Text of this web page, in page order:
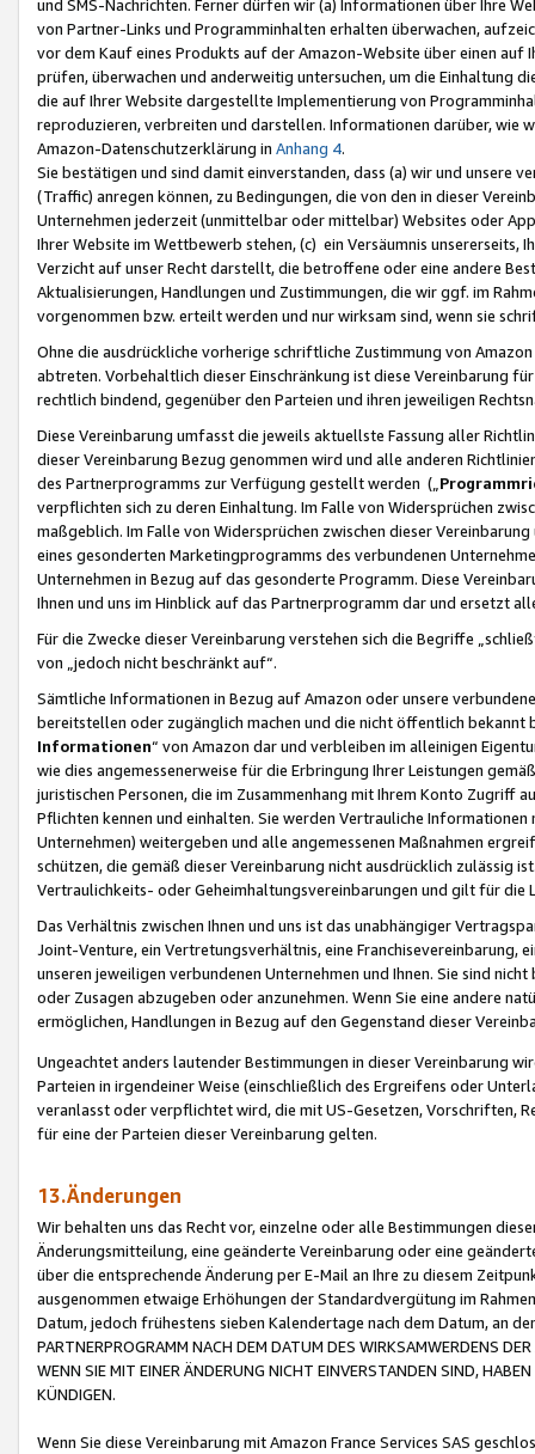
und SMS-Nachrichten. Ferner dürfen wir (a) Informationen über Ihre
von Partner-Links und Programminhalten erhalten überwachen,
vor dem Kauf eines Produkts auf der Amazon-Website über einen
prüfen, überwachen und anderweitig untersuchen, um die Einhaltung
die auf Ihrer Website dargestellte Implementierung von
reproduzieren, verbreiten und darstellen. Informationen darüber, wie
Amazon-Datenschutzerklärung in Anhang 4.
Sie bestätigen und sind damit einverstanden, dass (a) wir und
(Traffic) anregen können, zu Bedingungen, die von den in dieser
Unternehmen jederzeit (unmittelbar oder mittelbar) Websites oder
Ihrer Website im Wettbewerb stehen, (c) ein Versäumnis unsererseits,
Verzicht auf unser Recht darstellt, die betroffene oder eine andere
Aktualisierungen, Handlungen und Zustimmungen, die wir ggf. im
vorgenommen bzw. erteilt werden und nur wirksam sind, wenn sie
Ohne die ausdrückliche vorherige schriftliche Zustimmung von
abtreten. Vorbehaltlich dieser Einschränkung ist diese Vereinbarung
rechtlich bindend, gegenüber den Parteien und ihren jeweiligen
Diese Vereinbarung umfasst die jeweils aktuellste Fassung aller
dieser Vereinbarung Bezug genommen wird und alle anderen
des Partnerprogramms zur Verfügung gestellt werden („
verpflichten sich zu deren Einhaltung. Im Falle von Widersprüchen
maßgeblich. Im Falle von Widersprüchen zwischen dieser
eines gesonderten Marketingprogramms des verbundenen
Unternehmen in Bezug auf das gesonderte Programm. Diese
Ihnen und uns im Hinblick auf das Partnerprogramm dar und ersetzt
Für die Zwecke dieser Vereinbarung verstehen sich die Begriffe
von „jedoch nicht beschränkt auf“.
Sämtliche Informationen in Bezug auf Amazon oder unsere
bereitstellen oder zugänglich machen und die nicht öffentlich
Informationen“ von Amazon dar und verbleiben im alleinigen
wie dies angemessenerweise für die Erbringung Ihrer Leistungen
juristischen Personen, die im Zusammenhang mit Ihrem Konto
Pflichten kennen und einhalten. Sie werden Vertrauliche
Unternehmen) weitergeben und alle angemessenen Maßnahmen
schützen, die gemäß dieser Vereinbarung nicht ausdrücklich zulässig
Vertraulichkeits- oder Geheimhaltungsvereinbarungen und gilt für die
Das Verhältnis zwischen Ihnen und uns ist das unabhängiger
Joint-Venture, ein Vertretungsverhältnis, eine Franchisevereinbarung,
unseren jeweiligen verbundenen Unternehmen und Ihnen. Sie sind
oder Zusagen abzugeben oder anzunehmen. Wenn Sie eine andere
ermöglichen, Handlungen in Bezug auf den Gegenstand dieser
Ungeachtet anders lautender Bestimmungen in dieser Vereinbarung
Parteien in irgendeiner Weise (einschließlich des Ergreifens oder
veranlasst oder verpflichtet wird, die mit US-Gesetzen, Vorschriften,
für eine der Parteien dieser Vereinbarung gelten.
13.Änderungen
Wir behalten uns das Recht vor, einzelne oder alle Bestimmungen
Änderungsmitteilung, eine geänderte Vereinbarung oder eine
über die entsprechende Änderung per E-Mail an Ihre zu diesem
ausgenommen etwaige Erhöhungen der Standardvergütung im
Datum, jedoch frühestens sieben Kalendertage nach dem Datum, an
PARTNERPROGRAMM NACH DEM DATUM DES WIRKSAMWERDENS
WENN SIE MIT EINER ÄNDERUNG NICHT EINVERSTANDEN SIND,
KÜNDIGEN.
Wenn Sie diese Vereinbarung mit Amazon France Services SAS